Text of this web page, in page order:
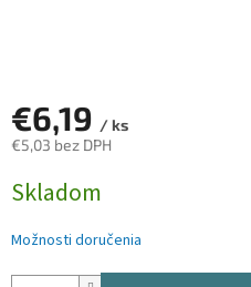
€6,19 / ks
€5,03 bez DPH
cena:
Skladom
Možnosti doručenia